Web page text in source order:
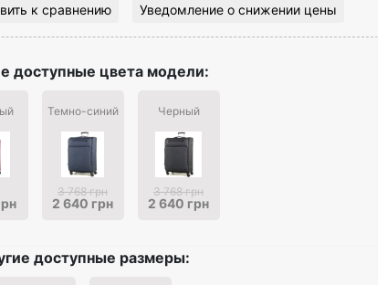
к сравнению Уведомление о снижении цены
доступные цвета модели:
Темно-синий
3 768 грн
2 640 грн
Черный
3 768 грн
2 640 грн
доступные размеры: